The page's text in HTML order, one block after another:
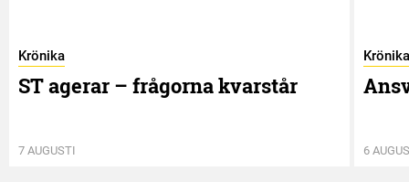
Krönika
ST agerar – frågorna kvarstår
7 AUGUSTI
Krönika
6